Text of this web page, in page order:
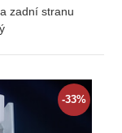
zadní stranu
-33%